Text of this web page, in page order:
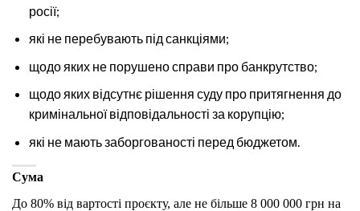
росії;
які не перебувають під санкціями;
щодо яких не порушено справи про банкрутство;
щодо яких відсутнє рішення суду про притягнення до
кримінальної відповідальності за корупцію;
які не мають заборгованості перед бюджетом.
Сума
До 80% від вартості проєкту, але не більше 8 000 000 грн на